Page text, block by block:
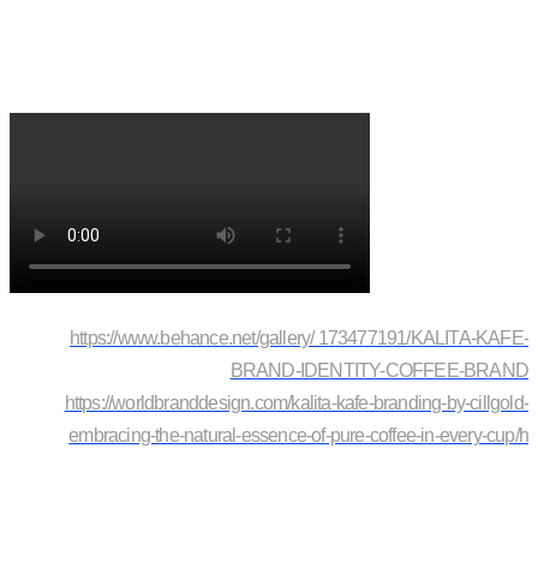
https://www.behance.net/gallery/ 173477191/KALITA-KAFE-
BRAND-IDENTITY-COFFEE-BRAND
https://worldbranddesign.com/kalita-kafe-branding-by-cillgold-
embracing-the-natural-essence-of-pure-coffee-in-every-cup/h